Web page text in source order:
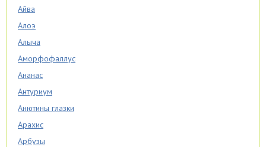
Айва
Алоэ
Алыча
Аморфофаллус
Ананас
Антуриум
Анютины глазки
Арахис
Арбузы